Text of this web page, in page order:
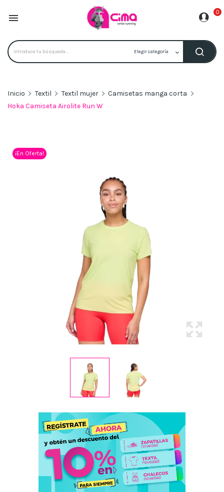
 0
Inicio Textil Textil mujer
Camisetas manga corta
Hoka Camiseta Airolite Run W
¡En Oferta!